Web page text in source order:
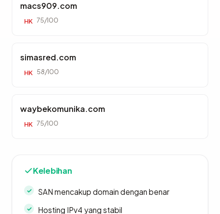
macs909.com
HK 75/100
simasred.com
HK 58/100
waybekomunika.com
HK 75/100
Kelebihan
SAN mencakup domain dengan benar
Hosting IPv4 yang stabil